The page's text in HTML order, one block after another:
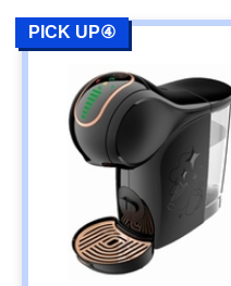
PICK UP④